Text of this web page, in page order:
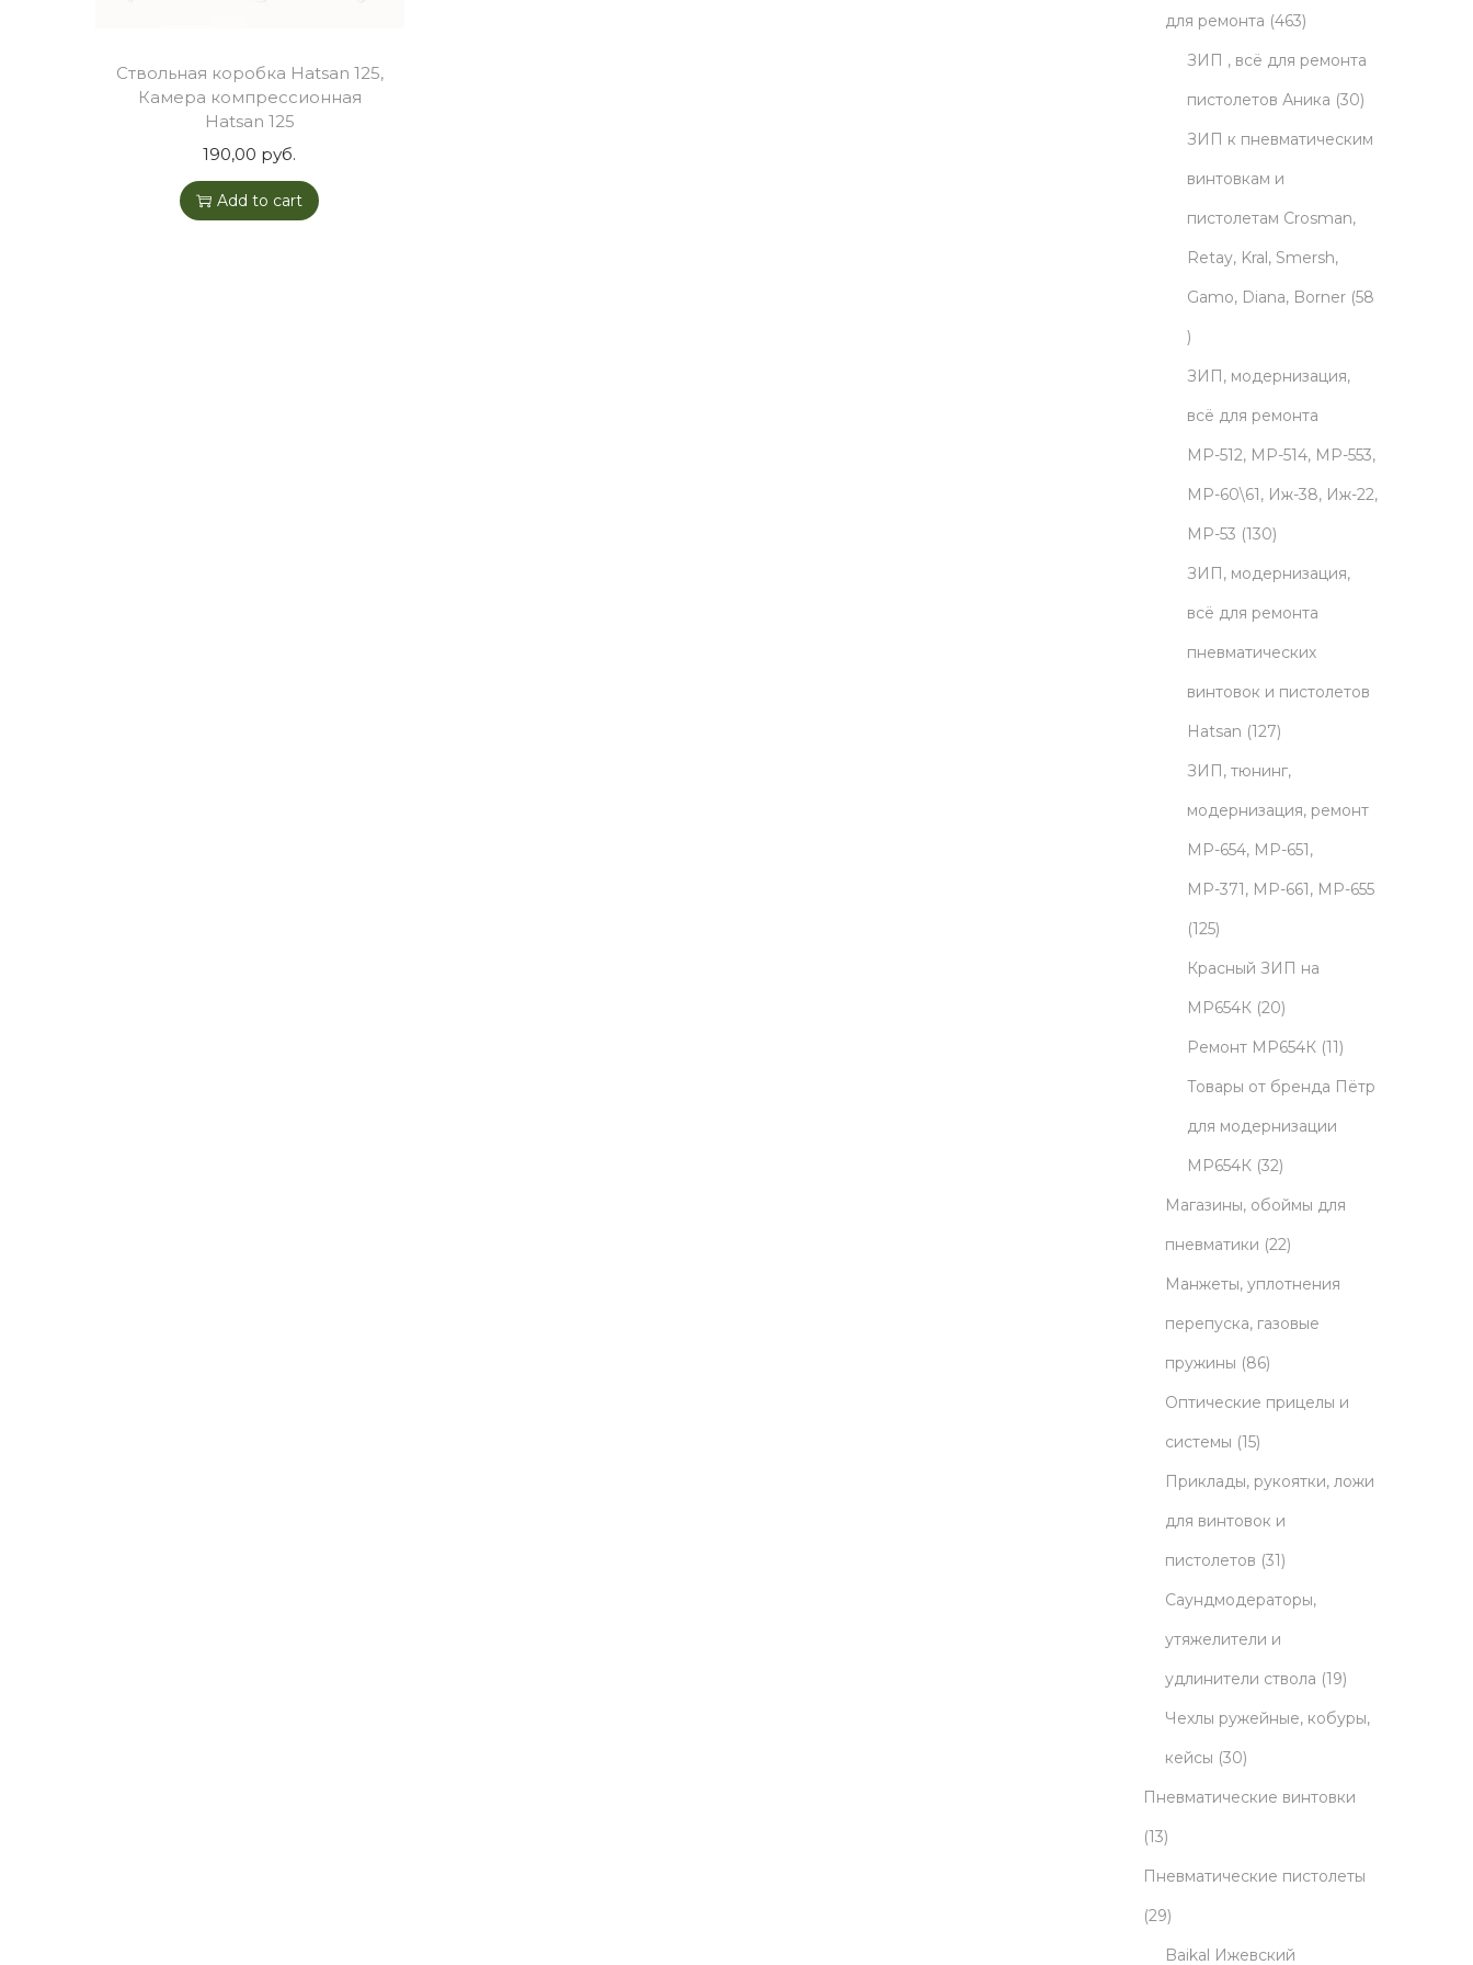
Ствольная коробка Hatsan 125,
Камера компрессионная
Hatsan 125
190,00 руб.
Add to cart
t
s
u
c
t
o
d
u
c
t
s
o
d
u
c
t
s
p
r
o
d
u
c
t
s
для ремонта 4634
6
3
p
o
d
u
t
s
ЗИП , всё для ремонта
пистолетов Аника 303
0
d
s
ЗИП к пневматическим
винтовкам и
пистолетам Crosman,
Retay, Kral, Smersh,
Gamo, Diana, Borner 58
5
8
p
r
o
d
u
c
t
s
ЗИП, модернизация,
всё для ремонта
МР-512, МР-514, МР-553,
МР-60\61, Иж-38, Иж-22,
МР-53 1301
3
0
p
r
o
d
u
c
t
ЗИП, модернизация,
всё для ремонта
пневматических
винтовок и пистолетов
Hatsan 1271
2
7
p
r
d
u
c
t
s
ЗИП, тюнинг,
модернизация, ремонт
МР-654, МР-651,
МР-371, МР-661, МР-655
1251
2
5
p
r
o
d
u
c
t
s
Красный ЗИП на
МР654К 202
0
p
r
o
d
u
c
t
Ремонт МР654К 111
1
o
u
s
Товары от бренда Пётр
для модернизации
МР654К 323
2
p
r
o
u
t
s
Магазины, обоймы для
пневматики 222
2
p
o
u
s
Манжеты, уплотнения
перепуска, газовые
пружины
868
6
r
o
d
u
c
t
s
Оптические прицелы и
системы 151
5
p
o
d
u
c
s
Приклады, рукоятки, ложи
для винтовок и
пистолетов 313
1
r
o
u
t
Саундмодераторы,
утяжелители и
удлинители ствола 191
9
r
d
Чехлы ружейные, кобуры,
кейсы 303
0
r
d
Пневматические винтовки
131
3
p
r
Пневматические пистолеты
292
9
Baikal Ижевский